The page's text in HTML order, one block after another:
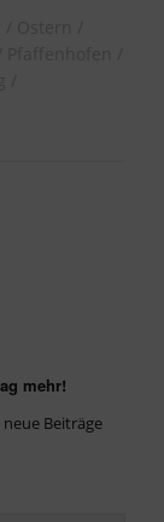
mehr!
Beiträge